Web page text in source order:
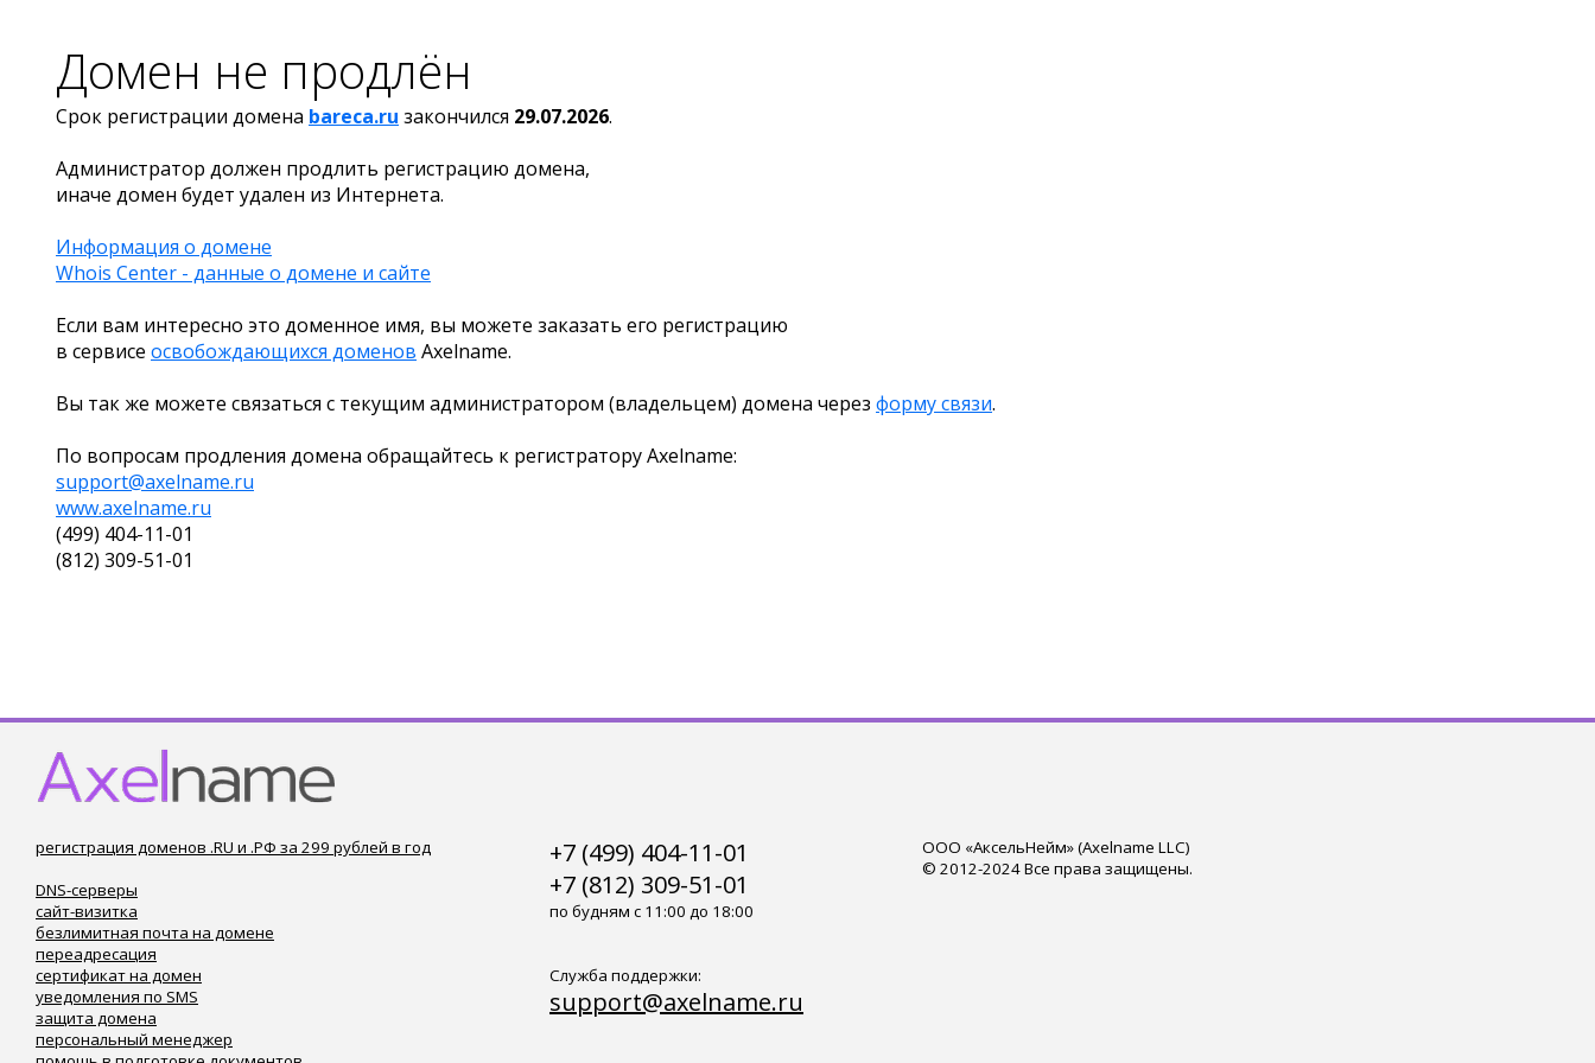
Домен не продлён
Срок регистрации домена bareca.ru закончился 29.07.2026.
Администратор должен продлить регистрацию домена,
иначе домен будет удален из Интернета.
Информация о домене
Whois Center - данные о домене и сайте
Если вам интересно это доменное имя, вы можете заказать его регистрацию
в сервисе освобождающихся доменов Axelname.
Вы так же можете связаться с текущим администратором (владельцем) домена через форму связи.
По вопросам продления домена обращайтесь к регистратору Axelname:
support@axelname.ru
www.axelname.ru
(499) 404-11-01
(812) 309-51-01
регистрация доменов .RU и .РФ за 299 рублей в год
DNS-серверы
сайт-визитка
безлимитная почта на домене
переадресация
сертификат на домен
уведомления по SMS
защита домена
персональный менеджер
+7 (499) 404-11-01
+7 (812) 309-51-01
по будням с 11:00 до 18:00
Служба поддержки:
support@axelname.ru
ООО «АксельНейм» (Axelname LLC)
© 2012-2024 Все права защищены.